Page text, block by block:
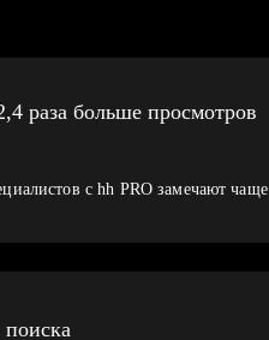
раза больше просмотров
с hh PRO замечают чаще